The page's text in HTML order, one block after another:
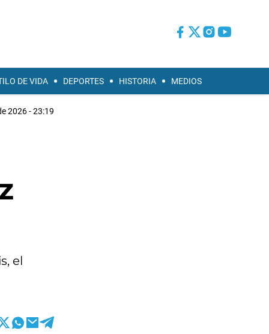
DE VIDA DEPORTES HISTORIA MEDIOS
2026 - 23:19
el